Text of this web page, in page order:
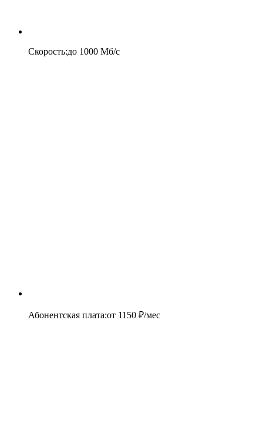
Скорость:до 1000 Мб/c
Абонентская плата:от 1150 ₽/мес